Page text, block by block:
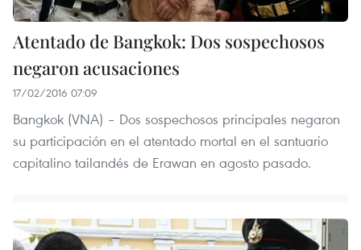
Atentado de Bangkok: Dos sospechosos
negaron acusaciones
17/02/2016 07:09
Bangkok (VNA) – Dos sospechosos principales negaron
su participación en el atentado mortal en el santuario
capitalino tailandés de Erawan en agosto pasado.